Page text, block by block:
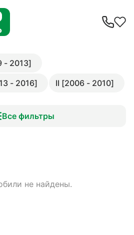
- 2013]
- 2016]
II [2006 - 2010]
Все фильтры
не найдены.